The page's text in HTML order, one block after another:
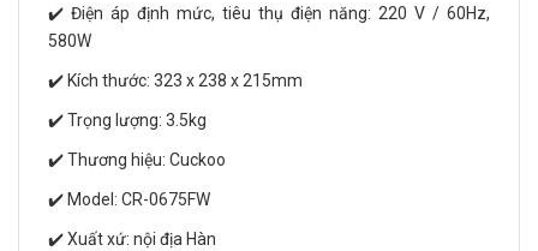
✔️ Điện áp định mức, tiêu thụ điện năng: 220 V / 60Hz,
580W
✔️ Kích thước: 323 x 238 x 215mm
✔️ Trọng lượng: 3.5kg
✔️ Thương hiệu: Cuckoo
✔️ Model: CR-0675FW
✔️ Xuất xứ: nội địa Hàn